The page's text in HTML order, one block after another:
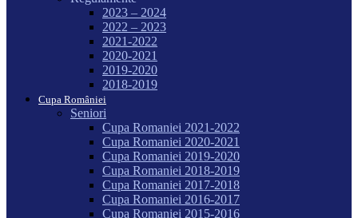
2023 – 2024
2022 – 2023
2021-2022
2020-2021
2019-2020
2018-2019
Cupa României
Seniori
Cupa Romaniei 2021-2022
Cupa Romaniei 2020-2021
Cupa Romaniei 2019-2020
Cupa Romaniei 2018-2019
Cupa Romaniei 2017-2018
Cupa Romaniei 2016-2017
Cupa Romaniei 2015-2016